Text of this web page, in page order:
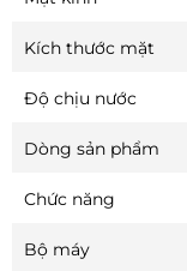
Kích thước mặt
Độ chịu nước
Dòng sản phẩm
Chức năng
Bộ máy